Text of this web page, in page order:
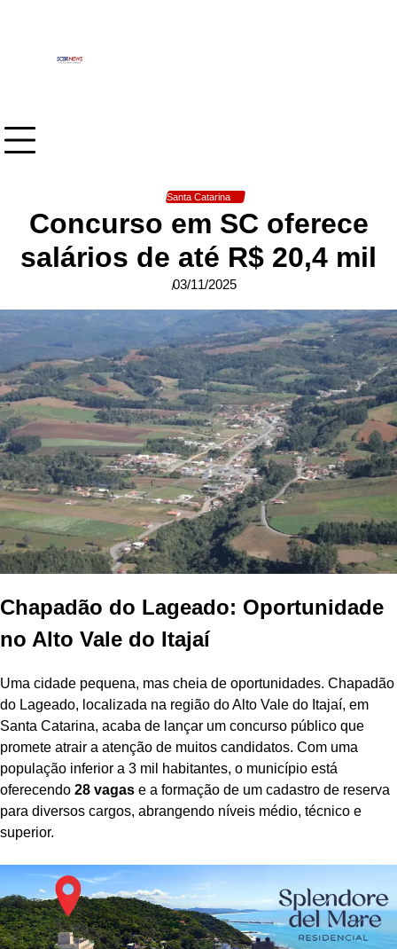
Santa Catarina
Concurso em SC oferece
salários de até R$ 20,4 mil
03/11/2025
Chapadão do Lageado: Oportunidade
no Alto Vale do Itajaí
Uma cidade pequena, mas cheia de oportunidades. Chapadão
do Lageado, localizada na região do Alto Vale do Itajaí, em
Santa Catarina, acaba de lançar um concurso público que
promete atrair a atenção de muitos candidatos. Com uma
população inferior a 3 mil habitantes, o município está
oferecendo 28 vagas e a formação de um cadastro de reserva
para diversos cargos, abrangendo níveis médio, técnico e
superior.